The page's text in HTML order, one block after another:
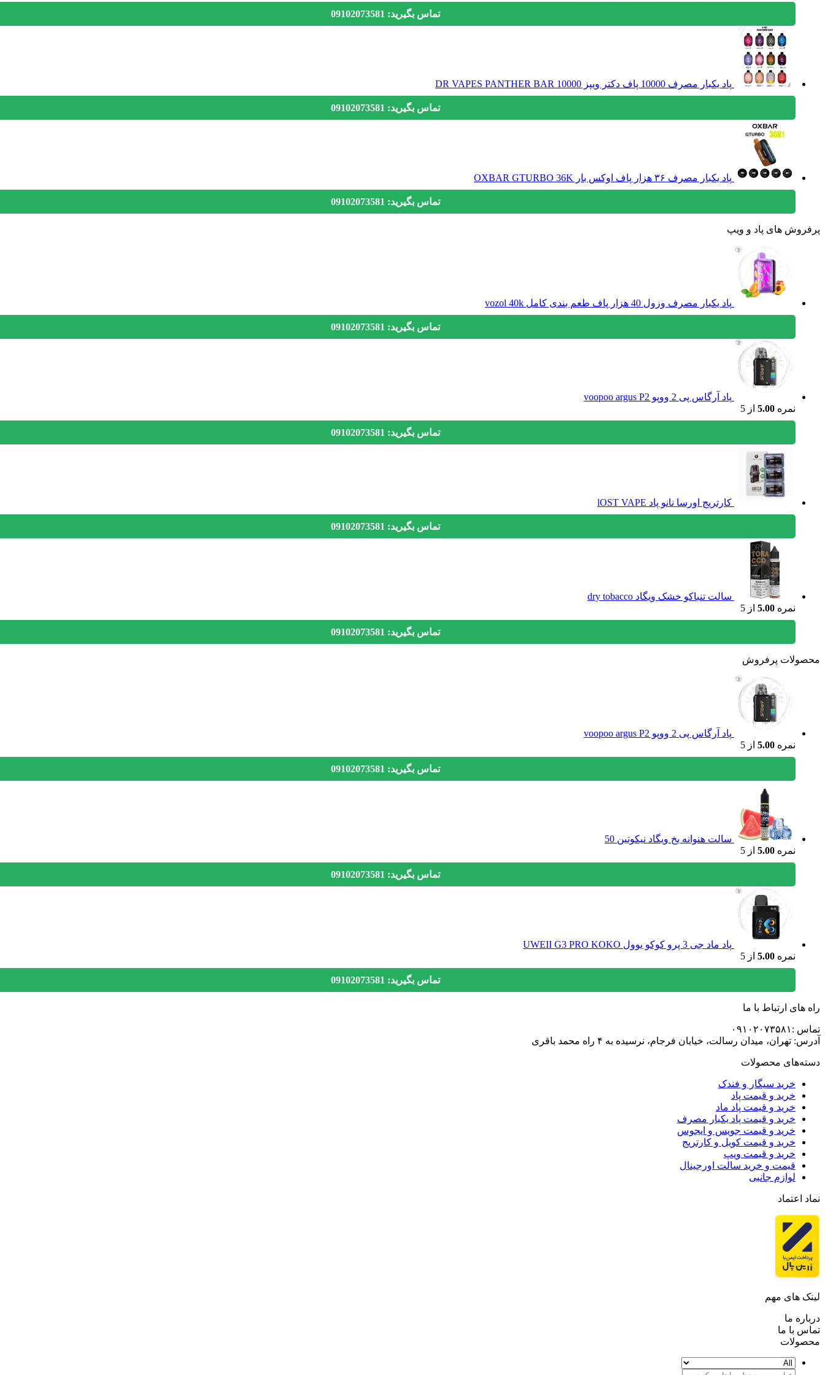
تماس بگیرید: 09102073581
پاد یکبار مصرف 10000 پاف دکتر ویپز DR VAPES PANTHER BAR 10000
تماس بگیرید: 09102073581
پاد یکبار مصرف ۳۶ هزار پاف اوکس بار OXBAR GTURBO 36K
تماس بگیرید: 09102073581
پرفروش های پاد و ویپ
پاد یکبار مصرف وزول 40 هزار پاف طعم بندی کامل vozol 40k
تماس بگیرید: 09102073581
پاد آرگاس پی 2 ووپو voopoo argus P2
نمره 5.00 از 5
تماس بگیرید: 09102073581
کارتریج اورسا نانو پاد lOST VAPE
تماس بگیرید: 09102073581
سالت تنباکو خشک ویگاد dry tobacco
نمره 5.00 از 5
تماس بگیرید: 09102073581
محصولات پرفروش
پاد آرگاس پی 2 ووپو voopoo argus P2
نمره 5.00 از 5
تماس بگیرید: 09102073581
سالت هنوانه یخ ویگاد نیکوتین 50
نمره 5.00 از 5
تماس بگیرید: 09102073581
پاد ماد جی 3 پرو کوکو یوول UWEII G3 PRO KOKO
نمره 5.00 از 5
تماس بگیرید: 09102073581
راه های ارتباط با ما
تماس :۰۹۱۰۲۰۷۳۵۸۱
آدرس: تهران، میدان رسالت، خیابان فرجام، نرسیده به ۴ راه محمد باقری
دسته‌های محصولات
خرید سیگار و فندک
خرید و قیمت پاد
خرید و قیمت پاد ماد
خرید و قیمت پاد یکبار مصرف
خرید و قیمت جویس و ایجوس
خرید و قیمت کویل و کارتریج
خرید و قیمت ویپ
قیمت و خرید سالت اورجینال
لوازم جانبی
نماد اعتماد
لینک های مهم
درباره ما
تماس با ما
محصولات